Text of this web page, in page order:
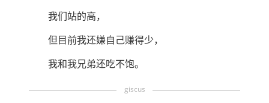
我们站的高，
但目前我还嫌自己赚得少，
我和我兄弟还吃不饱。